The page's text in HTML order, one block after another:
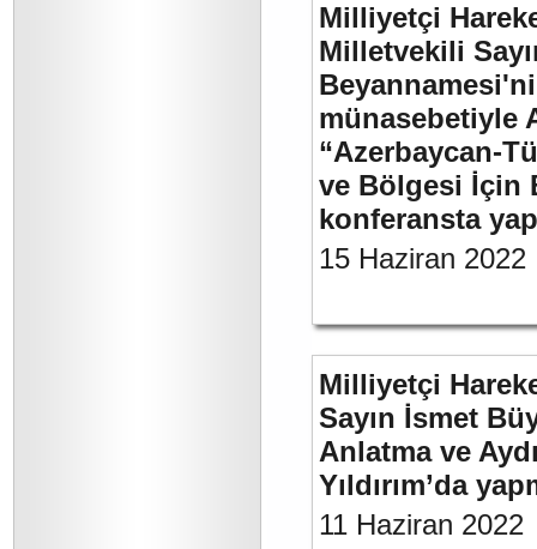
Milliyetçi
Milletvekili
münasebetiyle
“Azerbaycan-
ve Bölgesi İçin
konferansta
15 Haziran 2022
Milliyetçi
Sayın İsmet
Anlatma ve
Yıldırım’da
11 Haziran 2022